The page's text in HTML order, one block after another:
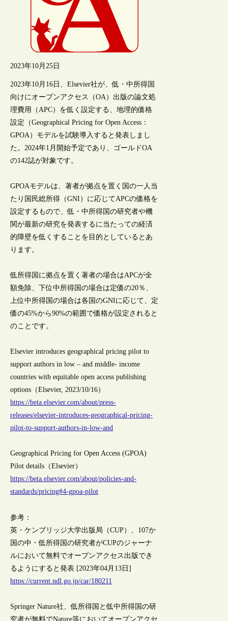
2023年10月25日
2023年10月16日、Elsevier社が、低・中所得国
向けにオープンアクセス（OA）出版の論文処
理費用（APC）を低く設定する、地理的価格
設定（Geographical Pricing for Open Access：
GPOA）モデルを試験導入すると発表しまし
た。2024年1月開始予定であり、ゴールドOA
の142誌が対象です。
GPOAモデルは、著者が拠点を置く国の一人当
たり国民総所得（GNI）に応じてAPCの価格を
設定するもので、低・中所得国の研究者や機
関が最新の研究を発表するに当たっての経済
的障壁を低くすることを目的としているとあ
ります。
低所得国に拠点を置く著者の場合はAPCが全
額免除、下位中所得国の場合は定価の20％、
上位中所得国の場合は各国のGNIに応じて、定
価の45%から90%の範囲で価格が設定されると
のことです。
Elsevier introduces geographical pricing pilot to
support authors in low – and middle- income
countries with equitable open access publishing
options（Elsevier, 2023/10/16）
https://beta.elsevier.com/about/press-
releases/elsevier-introduces-geographical-pricing-
pilot-to-support-authors-in-low-and
Geographical Pricing for Open Access (GPOA)
Pilot details（Elsevier）
https://beta.elsevier.com/about/policies-and-
standards/pricing#4-gpoa-pilot
参考：
英・ケンブリッジ大学出版局（CUP）、107か
国の中・低所得国の研究者がCUPのジャーナ
ルにおいて無料でオープンアクセス出版でき
るようにすると発表 [2023年04月13日]
https://current.ndl.go.jp/car/180211
Springer Nature社、低所得国と低中所得国の研
究者が無料でNature等においてオープンアクセ